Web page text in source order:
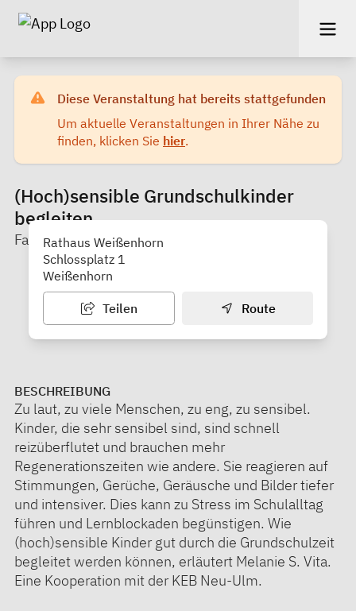
Diese Veranstaltung hat bereits stattgefunden
Um aktuelle Veranstaltungen in Ihrer Nähe zu
finden, klicken Sie hier.
(Hoch)sensible Grundschulkinder
begleiten.
Familienstützpunkt ASB
Rathaus Weißenhorn
Schlossplatz 1
Weißenhorn
Teilen Route
BESCHREIBUNG
Zu laut, zu viele Menschen, zu eng, zu sensibel.
Kinder, die sehr sensibel sind, sind schnell
reizüberflutet und brauchen mehr
Regenerationszeiten wie andere. Sie reagieren auf
Stimmungen, Gerüche, Geräusche und Bilder tiefer
und intensiver. Dies kann zu Stress im Schulalltag
führen und Lernblockaden begünstigen. Wie
(hoch)sensible Kinder gut durch die Grundschulzeit
begleitet werden können, erläutert Melanie S. Vita.
Eine Kooperation mit der KEB Neu-Ulm.